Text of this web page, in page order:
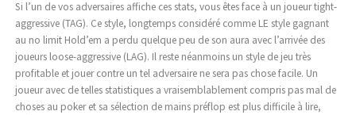
Si l’un de vos adversaires affiche ces stats, vous êtes face à un joueur tight-
aggressive (TAG). Ce style, longtemps considéré comme LE style gagnant
au no limit Hold’em a perdu quelque peu de son aura avec l’arrivée des
joueurs loose-aggressive (LAG). Il reste néanmoins un style de jeu très
profitable et jouer contre un tel adversaire ne sera pas chose facile. Un
joueur avec de telles statistiques a vraisemblablement compris pas mal de
choses au poker et sa sélection de mains préflop est plus difficile à lire,